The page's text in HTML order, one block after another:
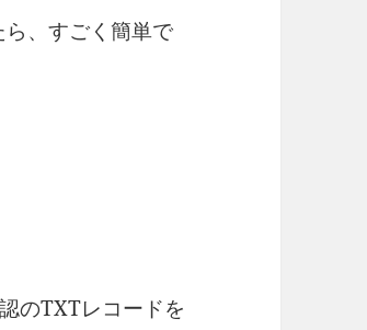
、すごく簡単で
のTXTレコードを